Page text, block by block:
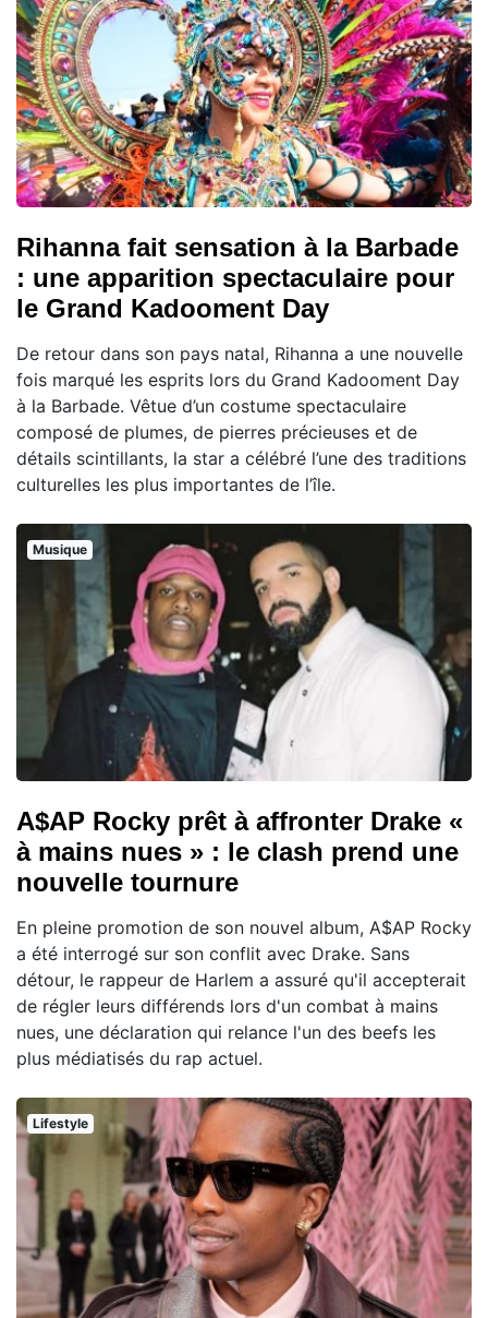
Rihanna fait sensation à la Barbade
: une apparition spectaculaire pour
le Grand Kadooment Day
De retour dans son pays natal, Rihanna a une nouvelle
fois marqué les esprits lors du Grand Kadooment Day
à la Barbade. Vêtue d’un costume spectaculaire
composé de plumes, de pierres précieuses et de
détails scintillants, la star a célébré l’une des traditions
culturelles les plus importantes de l’île.
Musique
A$AP Rocky prêt à affronter Drake «
à mains nues » : le clash prend une
nouvelle tournure
En pleine promotion de son nouvel album, A$AP Rocky
a été interrogé sur son conflit avec Drake. Sans
détour, le rappeur de Harlem a assuré qu'il accepterait
de régler leurs différends lors d'un combat à mains
nues, une déclaration qui relance l'un des beefs les
plus médiatisés du rap actuel.
Lifestyle